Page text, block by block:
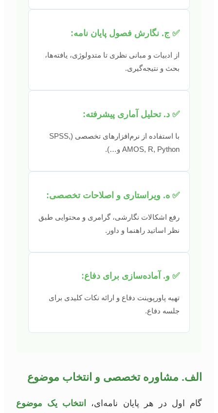
✅ ج. نگارش فصول پایان نامه:
از ادبیات و مبانی نظری تا متدولوژی، یافته‌ها،
بحث و نتیجه‌گیری.
✅ د. تحلیل آماری پیشرفته:
با استفاده از نرم‌افزارهای تخصصی (SPSS,
AMOS, R, Python و…).
✅ ه. ویراستاری و اصلاحات تخصصی:
رفع اشکالات نگارشی، گرامری و محتوایی طبق
نظر اساتید راهنما و داور.
✅ و. آماده‌سازی برای دفاع:
تهیه پاورپوینت دفاع و ارائه نکات کلیدی برای
جلسه دفاع.
الف. مشاوره تخصصی و انتخاب موضوع
گام اول در هر پایان نامه‌ای،
انتخاب یک موضوع